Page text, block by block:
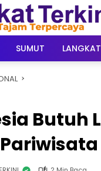
SUMUT LANGKAT
Butuh